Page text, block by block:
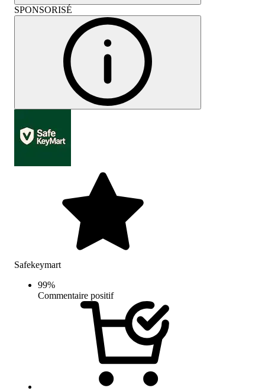
SPONSORISÉ
Safekeymart
99%
Commentaire positif